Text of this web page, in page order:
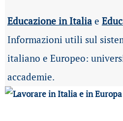
Educazione in Italiae
Informazioni utili sul
italiano e Europeo:
accademie.